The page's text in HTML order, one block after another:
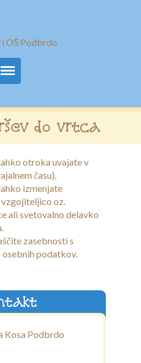
do vrtca
otroka uvajate v
času).
izmenjate
oz.
ali svetovalno delavko
zasebnosti s
podatkov.
Kosa Podbrdo